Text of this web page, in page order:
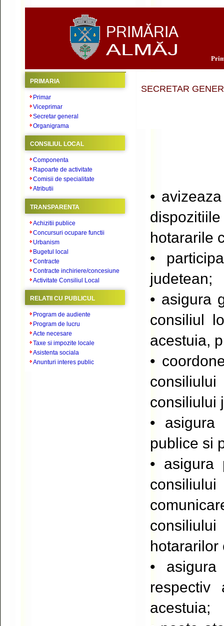
SECRETAR
•
hotararile
•
judetean;
• asigura
consiliul
acestuia,
•
consiliului
• asigura
publice si
• asigura
• asigura
acestuia;
PRIMARIA
Primar
Viceprimar
Secretar general
Organigrama
CONSILIUL LOCAL
Componenta
Rapoarte de activitate
Comisii de specialitate
Atributii
TRANSPARENTA
Achizitii publice
Concursuri ocupare functii
Urbanism
Bugetul local
Contracte
Contracte inchiriere/concesiune
Activitate Consiliul Local
RELATII CU PUBLICUL
Program de audiente
Program de lucru
Acte necesare
Taxe si impozite locale
Asistenta sociala
Anunturi interes public